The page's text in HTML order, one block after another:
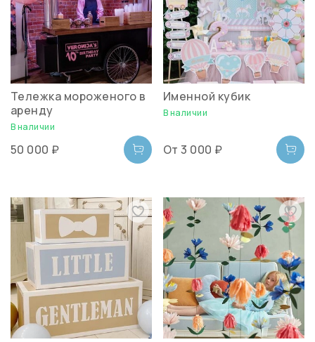
Тележка мороженого в
аренду
В наличии
50 000 ₽
Именной кубик
В наличии
От 3 000 ₽